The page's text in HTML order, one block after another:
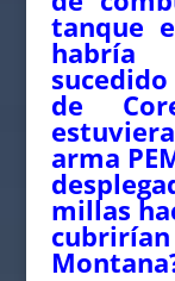
tanque
habría
de
arma
millas